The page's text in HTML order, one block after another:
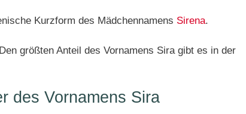
Kurzform des Mädchennamens Sirena.
größten Anteil des Vornamens Sira gibt es in der
des Vornamens Sira